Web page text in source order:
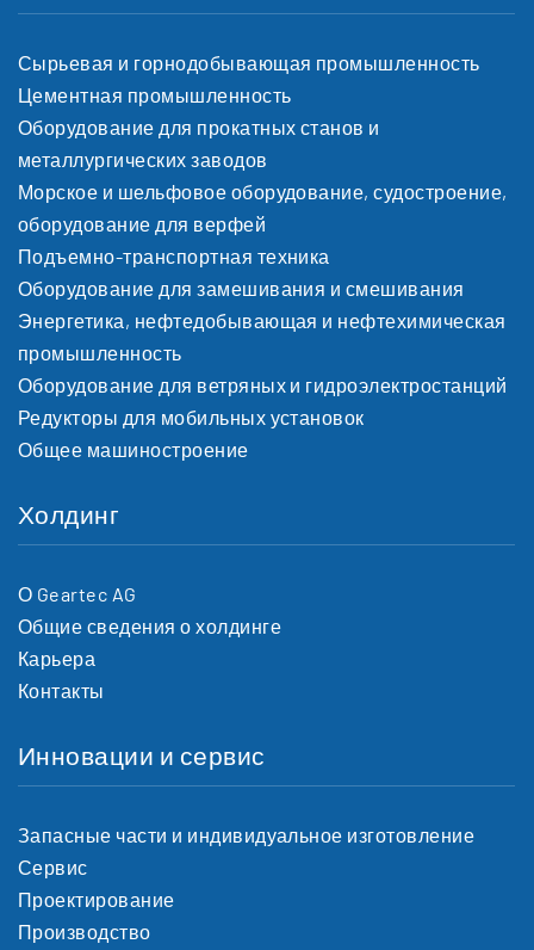
Сырьевая и горнодобывающая промышленность
Цементная промышленность
Оборудование для прокатных станов и
металлургических заводов
Морское и шельфовое оборудование, судостроение,
оборудование для верфей
Подъемно-транспортная техника
Оборудование для замешивания и сме­ши­ва­ния
Энергетика, нефтедобывающая и нефтехимическая
промышленность
Оборудование для ветряных и гидроэлектростанций
Редукторы для мобильных установок
Общее машиностроение
Холдинг
О Geartec AG
Общие сведения о холдинге
Карьера
Контакты
Инновации и сервис
Запасные части и индивидуальное изготовление
Сервис
Проектирование
Производство